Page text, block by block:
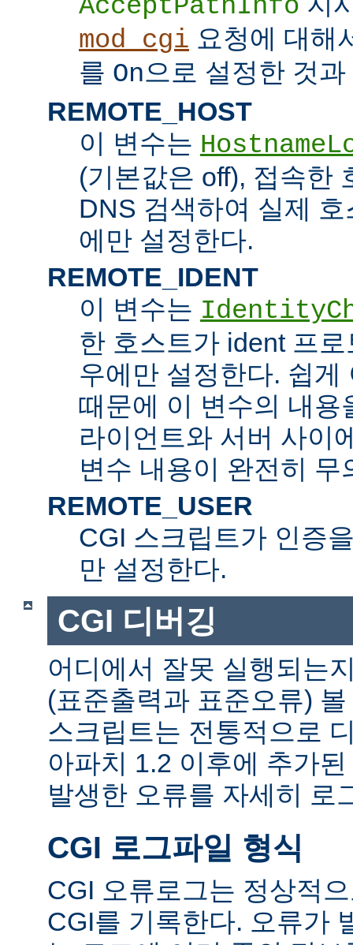
AcceptPathInfo
mod_cgi 요청에 대해
를 On으로 설정한 것과
REMOTE_HOST
이 변수는
(기본값은 off), 접속한
DNS 검색하여 실제
에만 설정한다.
REMOTE_IDENT
이 변수는
한 호스트가 ident 프
우에만 설정한다. 쉽게
때문에 이 변수의 내용
라이언트와 서버 사이
변수 내용이 완전히
REMOTE_USER
CGI 스크립트가 인증
만 설정한다.
CGI 디버깅
어디에서 잘못 실행되는
(표준출력과 표준오류)
스크립트는 전통적으로
아파치 1.2 이후에 추가
발생한 오류를 자세히 로
CGI 로그파일 형식
CGI 오류로그는 정상적
CGI를 기록한다. 오류가